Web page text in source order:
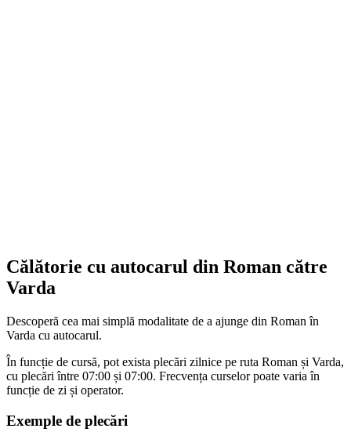
Călătorie cu autocarul din Roman către
Varda
Descoperă cea mai simplă modalitate de a ajunge din Roman în
Varda cu autocarul.
În funcție de cursă, pot exista plecări zilnice pe ruta Roman și Varda,
cu plecări între 07:00 și 07:00. Frecvența curselor poate varia în
funcție de zi și operator.
Exemple de plecări